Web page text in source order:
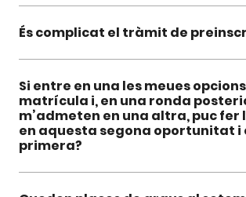
És complicat el tràmit de
Si entre en una les meues
matrícula i, en una ronda
m’admeten en una altra, puc
en aquesta segona oportunitat i
primera?